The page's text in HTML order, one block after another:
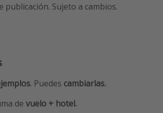
publicación. Sujeto a cambios.
. Puedes cambiarlas.
de vuelo + hotel.